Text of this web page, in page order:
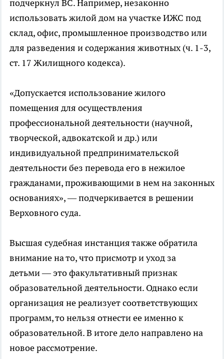
подчеркнул ВС. Например, незаконно
использовать жилой дом на участке ИЖС под
склад, офис, промышленное производство или
для разведения и содержания животных (ч. 1-3,
ст. 17 Жилищного кодекса).
«Допускается использование жилого
помещения для осуществления
профессиональной деятельности (научной,
творческой, адвокатской и др.) или
индивидуальной предпринимательской
деятельности без перевода его в нежилое
гражданами, проживающими в нем на законных
основаниях», — подчеркивается в решении
Верховного суда.
Высшая судебная инстанция также обратила
внимание на то, что присмотр и уход за
детьми — это факультативный признак
образовательной деятельности. Однако если
организация не реализует соответствующих
программ, то нельзя отнести ее именно к
образовательной. В итоге дело направлено на
новое рассмотрение.